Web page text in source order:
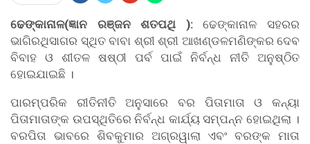
ଢେଙ୍କାନାଳ(ଜ୍ଞାନ ରଞ୍ଜନ ଶତପଥି ):ଢେଙ୍କାନାଳ ସହରର
ଭାଗିରଥିସାଗର ସ୍ଥିତ ବାବା ଶ୍ରୀ ଶ୍ରୀ ଆଖଣ୍ଡଳମଣିଙ୍କର ଦେବ
ବିବାହ ଓ ଶୀତଳ ଷଷ୍ଠୀ ପର୍ବ ପାଇଁ ନିର୍ବନ୍ଧ ନୀତି ଅନୁଷ୍ଠିତ
ହୋଇଯାଇଛି ।
ପାରମ୍ପରିକ ରୀତିନୀତି ଅନୁସାରେ ବର ପିତାମାତା ଓ କନ୍ୟା
ପିତାମାତାଙ୍କ ଉପସ୍ଥିତିରେ ନିର୍ବନ୍ଧ କାର୍ଯ୍ୟ ସମ୍ପନ୍ନ ହୋଇଥିଲା ।
ବରପିତା ଭାବରେ ଶିବକୁମାର ଅଗ୍ରୱାଲା ଏବଂ ବରଙ୍କ ମାତା